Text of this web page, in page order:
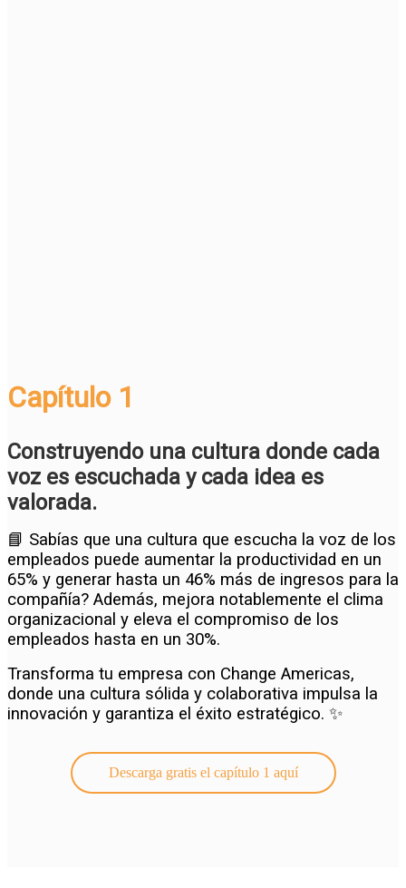
Capítulo 1
Construyendo una cultura donde cada
voz es escuchada y cada idea es
valorada.
📘 Sabías que una cultura que escucha la voz de los
empleados puede aumentar la productividad en un
65% y generar hasta un 46% más de ingresos para la
compañía? Además, mejora notablemente el clima
organizacional y eleva el compromiso de los
empleados hasta en un 30%.
Transforma tu empresa con Change Americas,
donde una cultura sólida y colaborativa impulsa la
innovación y garantiza el éxito estratégico. ✨
Descarga gratis el capítulo 1 aquí